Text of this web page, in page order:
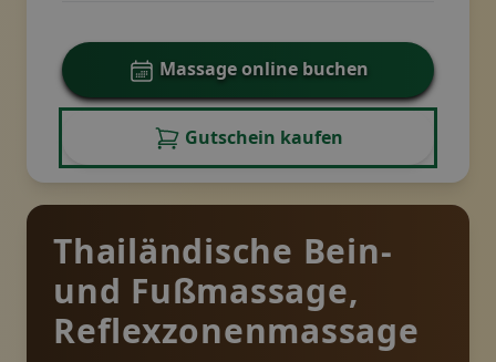
Massage online buchen
Gutschein kaufen
Thailändische Bein-
und Fußmassage,
Reflexzonenmassage